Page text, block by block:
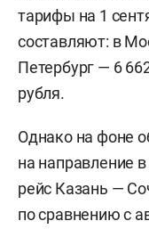
тарифы на 1
составляют: в
Петербург — 6
рубля.
Однако на фоне
на направление
рейс Казань —
по сравнению с